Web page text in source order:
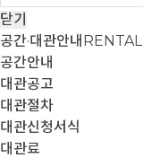
닫기
공간·대관안내 RENTAL
공간안내
대관공고
대관절차
대관신청서식
대관료